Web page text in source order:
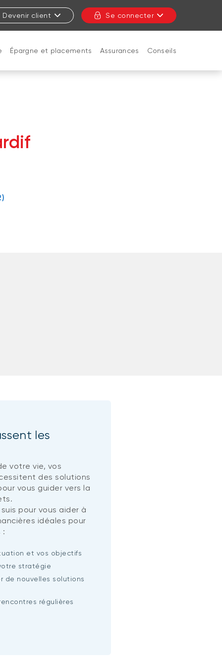
Devenir client Se connecter
Épargne et placements Assurances Conseils
les
votre vie, vos
des solutions
vous guider vers la
pour vous aider à
idéales pour
:
et vos objectifs
stratégie
de nouvelles solutions
régulières